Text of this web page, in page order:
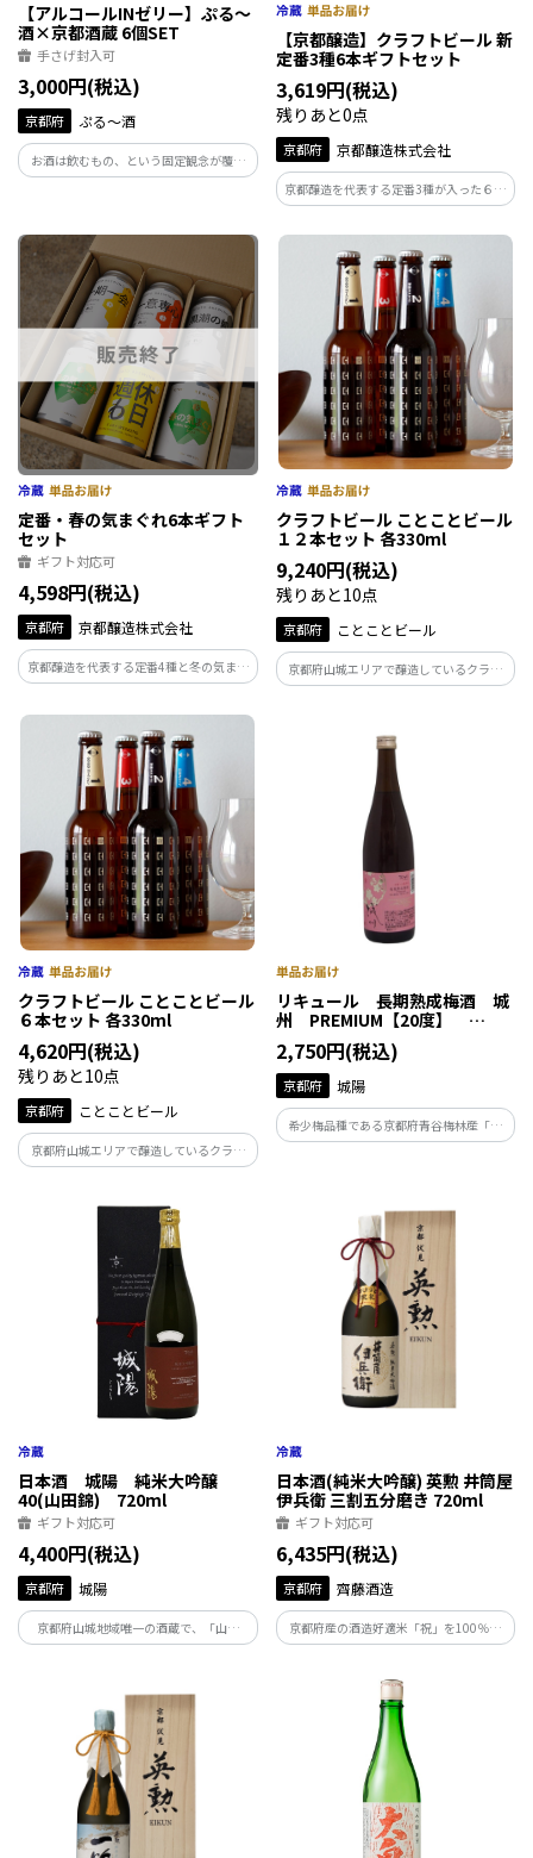
【アルコールINゼリー】ぷる～
酒×京都酒蔵 6個SET
手さげ封入可
3,000円(税込)
京都府 ぷる～酒
お酒は飲むもの、という固定観念が覆さ
れる、食べて酔えるゼリーが登場。お届
種類のパッケージ。お酒と京都を愛する
方におすすめです。
【京都醸造】クラフトビール 新
定番3種6本ギフトセット
3,619円(税込)
残りあと0点
京都府 京都醸造株式会社
京都醸造を代表する定番3種が入った６本
セット。 飲み比べにぴったりなセットと
なっております。 ぜひお家でもお楽しみ
ください。
定番・春の気まぐれ6本ギフト
セット
ギフト対応可
4,598円(税込)
京都府 京都醸造株式会社
京都醸造を代表する定番4種と冬の気まぐ
れが入った６本セット。 飲み比べにぴっ
家でもお楽しみください。
クラフトビール ことことビール
１２本セット 各330ml
9,240円(税込)
残りあと10点
京都府 ことことビール
京都府山城エリアで醸造しているクラフ
トビールをお楽しみください！京都府最
が造るクラフトビールは様々なお料理と
相性抜群です。
クラフトビール ことことビール
６本セット 各330ml
4,620円(税込)
残りあと10点
京都府 ことことビール
京都府山城エリアで醸造しているクラフ
トビールをお楽しみください！京都府最
が造るクラフトビールは様々なお料理と
相性抜群です。
リキュール 長期熟成梅酒 城
州 PREMIUM【20度】
2,750円(税込)
京都府 城陽
希少梅品種である京都府青谷梅林産「城
州白」を100％使用したこだわりの長期熟
高峰の梅酒です。
日本酒 城陽 純米大吟醸
40(山田錦) 720ml
ギフト対応可
4,400円(税込)
京都府 城陽
京都府山城地域唯一の酒蔵で、「山田
錦」を贅沢に40％まで磨き上げ、小仕込
な吟醸香に包まれたフレッシュでフルー
ティな味わいとエレガントな余韻を贅沢
にお楽しみください。
日本酒(純米大吟醸) 英勲 井筒屋
伊兵衛 三割五分磨き 720ml
ギフト対応可
6,435円(税込)
京都府 齊藤酒造
京都府産の酒造好適米「祝」を100％使
用。極限の35％まで磨きあげ、丹念に精
郁とした香りと、優しく芳醇な味とが絶
妙に調和したお酒です。